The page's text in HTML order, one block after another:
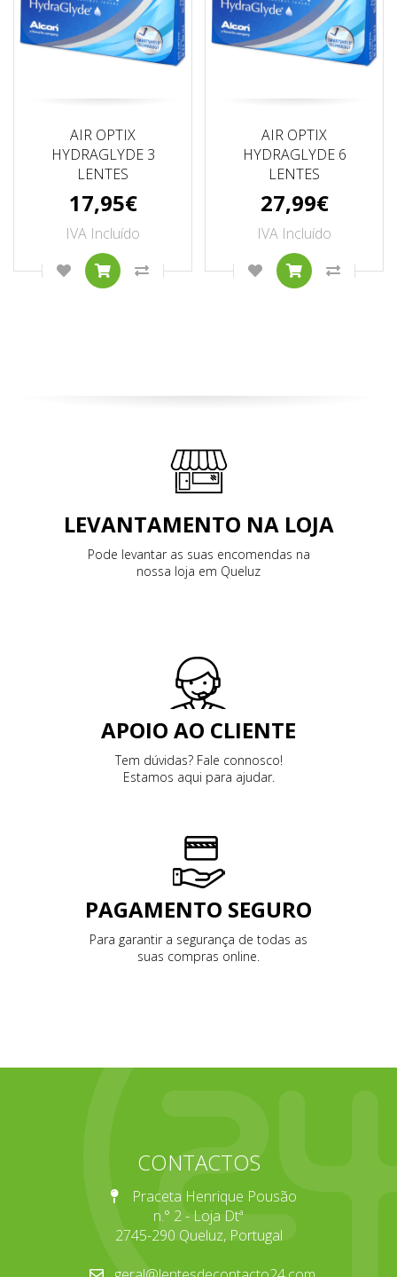
AIR OPTIX
HYDRAGLYDE 3
LENTES
17,95€
IVA Incluído
ADICIONAR À LISTA DE DESEJOS
COMPRARCOMPARAR ESTE PRODUTO
AIR OPTIX
HYDRAGLYDE 6
LENTES
27,99€
IVA Incluído
ADICIONAR À LISTA
COMPRAR
LEVANTAMENTO NA LOJA
Pode levantar as suas encomendas na
nossa loja em Queluz
APOIO AO CLIENTE
Tem dúvidas? Fale connosco!
Estamos aqui para ajudar.
PAGAMENTO SEGURO
Para garantir a segurança de todas as
suas compras online.
CONTACTOS
Praceta Henrique Pousão
n.° 2 - Loja Dtª
2745-290 Queluz, Portugal